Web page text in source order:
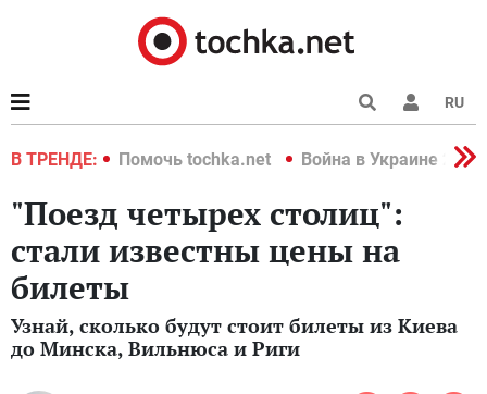
RU
В ТРЕНДЕ:
2022 Помочь tochka.net Война в Украине 2022
"Поезд четырех столиц":
стали известны цены на
билеты
Узнай, сколько будут стоит билеты из Киева
до Минска, Вильнюса и Риги